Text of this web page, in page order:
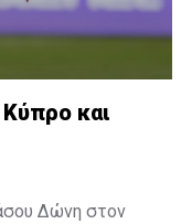
και
Δώνη στον